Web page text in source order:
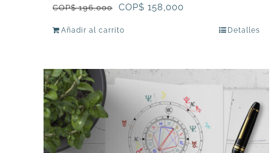
COP$196,000
El
COP$
COP$ 158,000
COP$
Añadir al carrito Detalles